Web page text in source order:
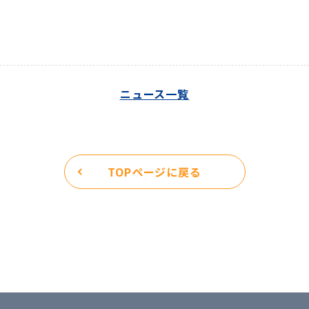
ニュース一覧
TOPページに戻る